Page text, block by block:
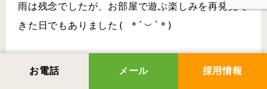
雨は残念でしたが、お部屋で遊ぶ楽しみを再発見で
きた日でもありました( *´︶`*)
お電話 メール 採用情報